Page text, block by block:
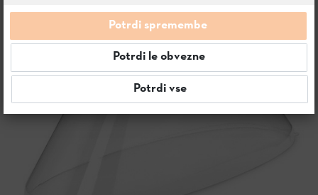
Potrdi spremembe
Potrdi le obvezne
Potrdi vse